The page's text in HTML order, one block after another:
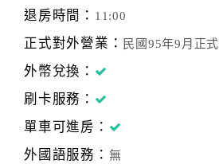
退房時間： 11:00
正式對外營業： 民國95年9月正
外幣兌換：
刷卡服務：
單車可進房：
外國語服務： 無